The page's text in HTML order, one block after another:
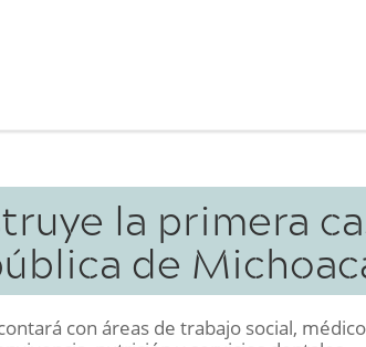
la primera
de
con áreas de trabajo social, médico